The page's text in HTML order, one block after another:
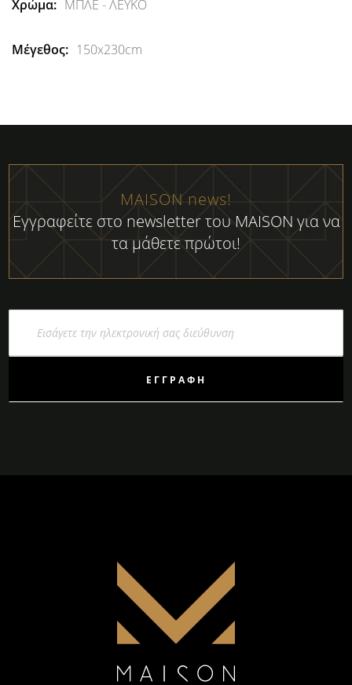
ΜΠΛΕ - ΛΕΥΚΟ
150x230cm
MAISON news!
Εγγραφείτε στο newsletter του MAISON για να
τα μάθετε πρώτοι!
ΕΓΓΡΑΦΉ